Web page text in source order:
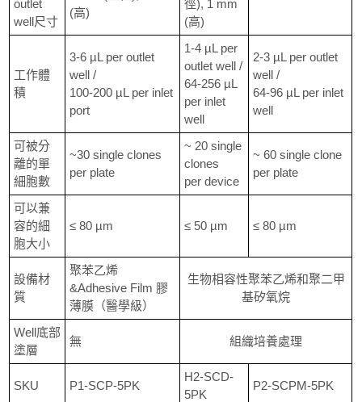
outlet
well尺寸
(高)
徑), 1 mm
(高)
工作體
積
3-6 µL per outlet
well /
100-200 µL per inlet
port
1-4 µL per
outlet well /
64-256 µL
per inlet
well
2-3 µL per outlet
well /
64-96 µL per inlet
well
可被分
離的單
細胞數
~30 single clones
per plate
~ 20 single
clones
per device
~ 60 single clone
per plate
可以兼
容的細
胞大小
≤ 80 µm ≤ 50 µm ≤ 80 µm
設備材
質
聚苯乙烯
&Adhesive Film 膠
薄膜（醫學級）
生物相容性聚苯乙烯和聚二甲
基矽氧烷
Well底部
塗層
無 組織培養處理
SKU P1-SCP-5PK
H2-SCD-
5PK
P2-SCPM-5PK